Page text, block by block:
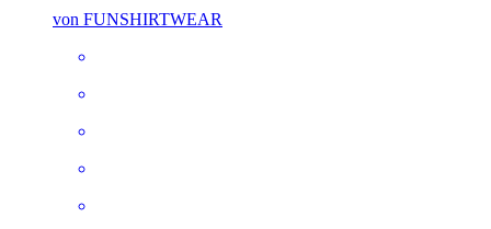
von FUNSHIRTWEAR